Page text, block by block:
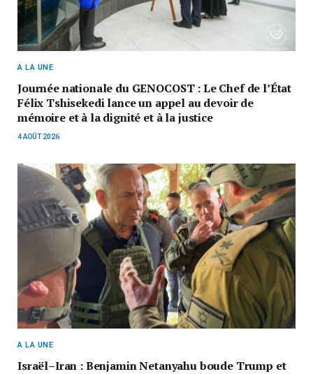
A LA UNE
Journée nationale du GENOCOST : Le Chef de l’État
Félix Tshisekedi lance un appel au devoir de
mémoire et à la dignité et à la justice
4 AOÛT 2026
A LA UNE
Israël–Iran : Benjamin Netanyahu boude Trump et